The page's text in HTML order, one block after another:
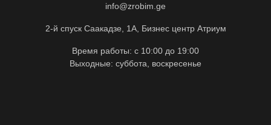
info@zrobim.ge
2-й спуск Саакадзе, 1А, Бизнес центр Атриум
Время работы: с 10:00 до 19:00
Выходные: суббота, воскресенье